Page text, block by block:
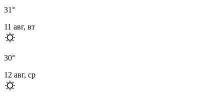
31°
11 авг, вт
30°
12 авг, ср